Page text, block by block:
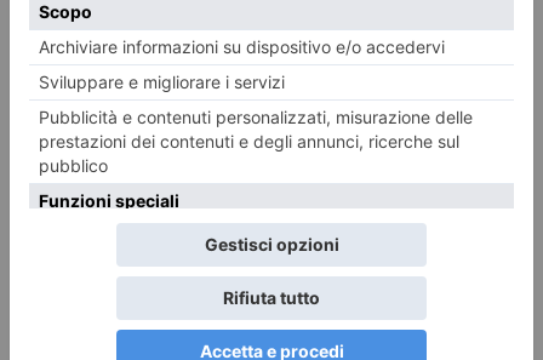
Emergenza idrica, Piemonte e Liguria puntano sugli invasi
«Opere strategiche di interesse nazionale» L’emergenza acqua e la
necessità di programmare nuove infrastrutture per garantire